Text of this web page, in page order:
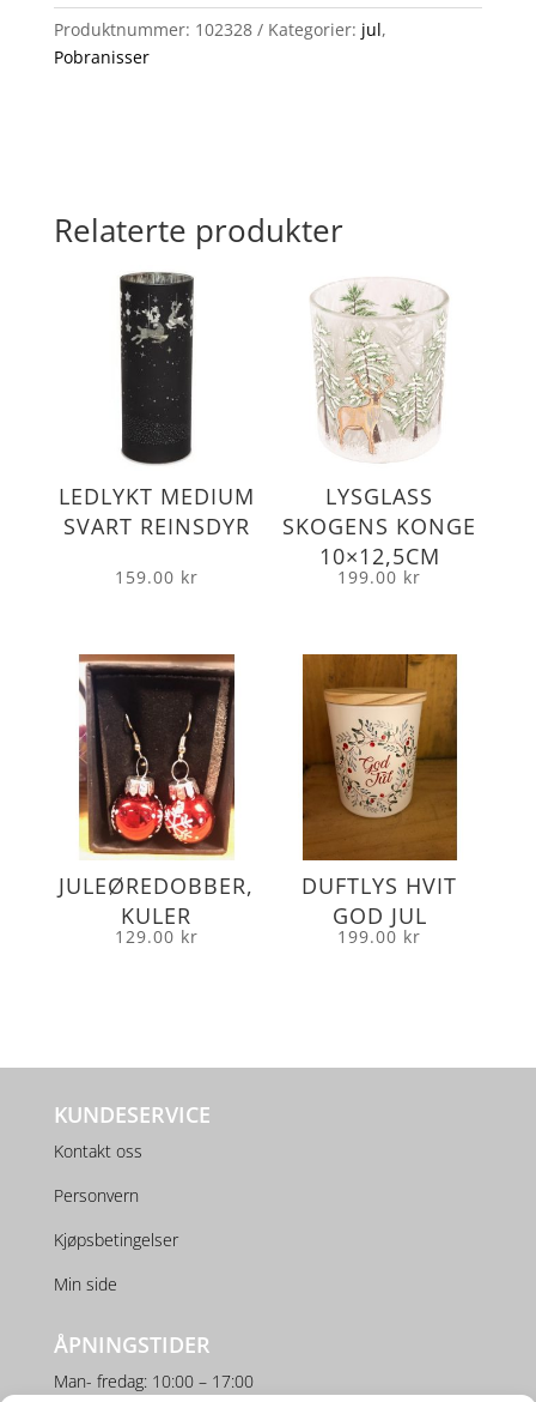
Produktnummer: 102328 Kategorier: jul,
Pobranisser
Relaterte produkter
LEDLYKT MEDIUM
SVART REINSDYR
159.00 kr
LYSGLASS
SKOGENS KONGE
10×12,5CM
199.00 kr
JULEØREDOBBER,
KULER
129.00 kr
DUFTLYS HVIT
GOD JUL
199.00 kr
KUNDESERVICE
Kontakt oss
Personvern
Kjøpsbetingelser
Min side
ÅPNINGSTIDER
Man- fredag: 10:00 – 17:00